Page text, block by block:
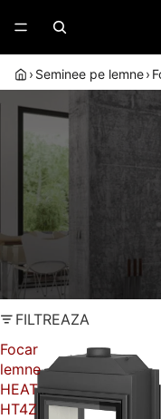
› Seminee pe lemne›
FOCARE
VIZIBIL
Focarele tunel
flacara vizibila din
de
Randament peste
Montaj autorizat
FILTREAZA
Focar
lemne
HEAT
HT4Z